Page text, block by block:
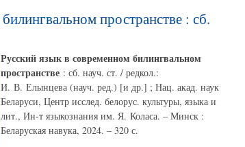
пространстве : сб.
Русский язык в современном билингвальном
пространстве : сб. науч. ст. / редкол.:
И. В. Елынцева (науч. ред.) [и др.] ; Нац. акад. наук
Беларуси, Центр исслед. белорус. культуры, языка и
лит., Ин-т языкознания им. Я. Коласа. – Минск :
Беларуская навука, 2024. – 320 с.